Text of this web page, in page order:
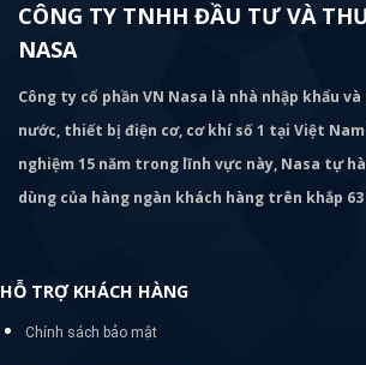
CÔNG TY TNHH ĐẦU TƯ VÀ
NASA
Công ty cổ phần VN Nasa là nhà nhập khẩu
nước, thiết bị điện cơ, cơ khí số 1 tại Việt
nghiệm 15 năm trong lĩnh vực này, Nasa tự
dùng của hàng ngàn khách hàng trên khắp
HỖ TRỢ KHÁCH HÀNG
Chính sách bảo mật